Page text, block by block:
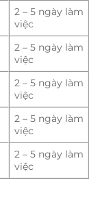
2 – 5 ngày làm
việc
2 – 5 ngày làm
việc
2 – 5 ngày làm
việc
2 – 5 ngày làm
việc
2 – 5 ngày làm
việc